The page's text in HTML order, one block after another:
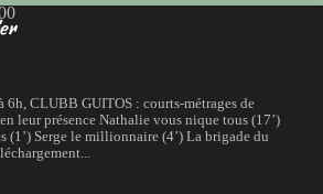
6h, CLUBB GUITOS : courts-métrages de
leur présence Nathalie vous nique tous (17’)
(1’) Serge le millionnaire (4’) La brigade du